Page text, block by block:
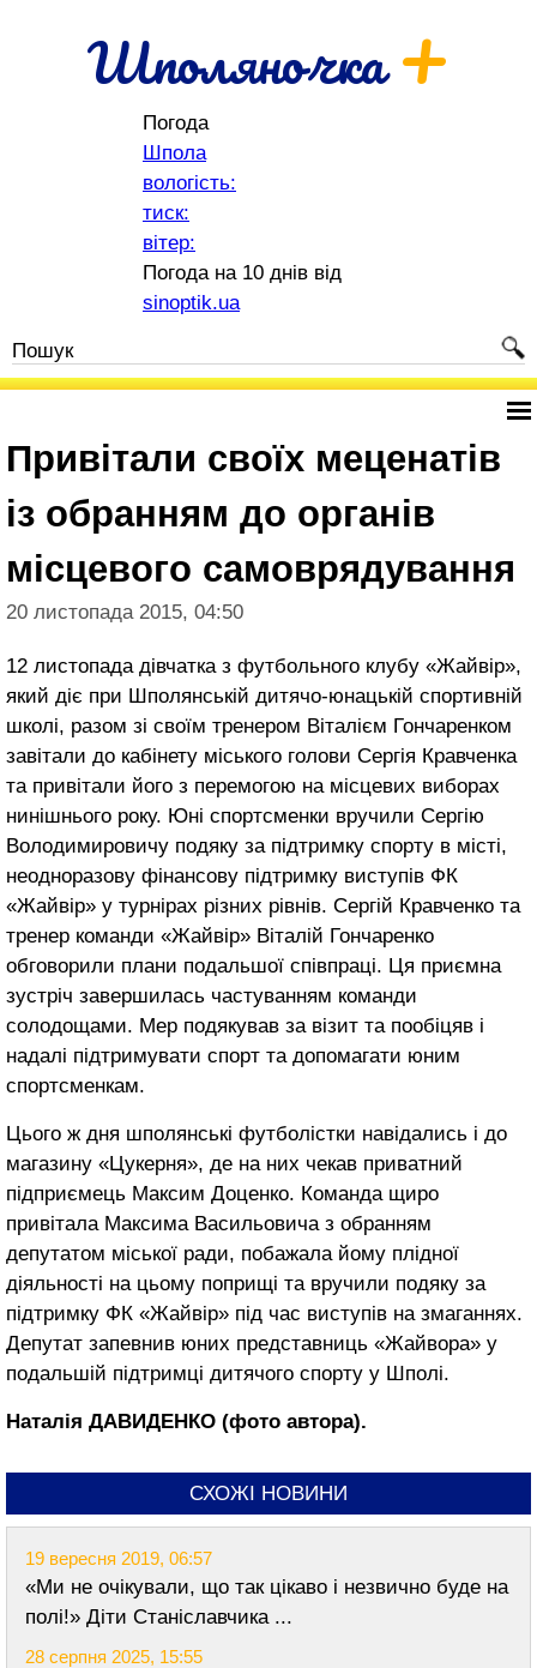
Шполяночка+
Погода
Шпола
вологість:
тиск:
вітер:
Погода на 10 днів від
sinoptik.ua
Привітали своїх меценатів
із обранням до органів
місцевого самоврядування
20 листопада 2015, 04:50
12 листопада дівчатка з футбольного клубу «Жайвір»,
який діє при Шполянській дитячо-юнацькій спортивній
школі, разом зі своїм тренером Віталієм Гончаренком
завітали до кабінету міського голови Сергія Кравченка
та привітали його з перемогою на місцевих виборах
нинішнього року. Юні спортсменки вручили Сергію
Володимировичу подяку за підтримку спорту в місті,
неодноразову фінансову підтримку виступів ФК
«Жайвір» у турнірах різних рівнів. Сергій Кравченко та
тренер команди «Жайвір» Віталій Гончаренко
обговорили плани подальшої співпраці. Ця приємна
зустріч завершилась частуванням команди
солодощами. Мер подякував за візит та пообіцяв і
надалі підтримувати спорт та допомагати юним
спортсменкам.
Цього ж дня шполянські футболістки навідались і до
магазину «Цукерня», де на них чекав приватний
підприємець Максим Доценко. Команда щиро
привітала Максима Васильовича з обранням
депутатом міської ради, побажала йому плідної
діяльності на цьому поприщі та вручили подяку за
підтримку ФК «Жайвір» під час виступів на змаганнях.
Депутат запевнив юних представниць «Жайвора» у
подальшій підтримці дитячого спорту у Шполі.
Наталія ДАВИДЕНКО (фото автора).
СХОЖІ НОВИНИ
19 вересня 2019, 06:57
«Ми не очікували, що так цікаво і незвично буде на
полі!» Діти Станіславчика ...
28 серпня 2025, 15:55